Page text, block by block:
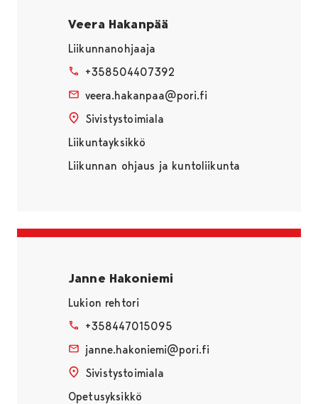
Veera Hakanpää
Liikunnanohjaaja
+358504407392
veera.hakanpaa@pori.fi
Sivistystoimiala
Liikuntayksikkö
Liikunnan ohjaus ja kuntoliikunta
Janne Hakoniemi
Lukion rehtori
+358447015095
janne.hakoniemi@pori.fi
Sivistystoimiala
Opetusyksikkö